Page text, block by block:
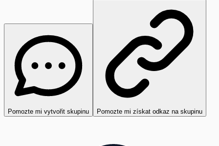
Pomozte mi vytvořit skupinu Pomozte mi získat odkaz na skupinu